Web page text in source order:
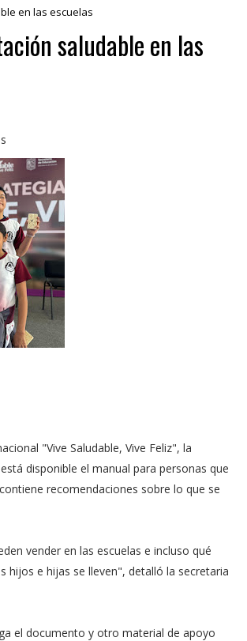
en las escuelas
saludable en las
"Vive Saludable, Vive Feliz", la
disponible el manual para personas que
recomendaciones sobre lo que se
vender en las escuelas e incluso qué
hijos e hijas se lleven", detalló la secretaria
el documento y otro material de apoyo